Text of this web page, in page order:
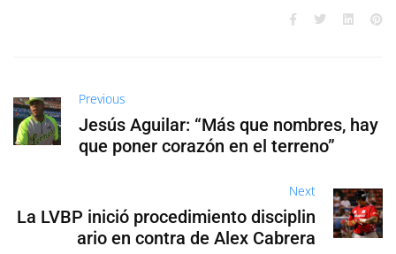
Previous
Jesús Aguilar: “Más que nombres, hay
que poner corazón en el terreno”
Next
La LVBP inició procedimiento disciplin
ario en contra de Alex Cabrera